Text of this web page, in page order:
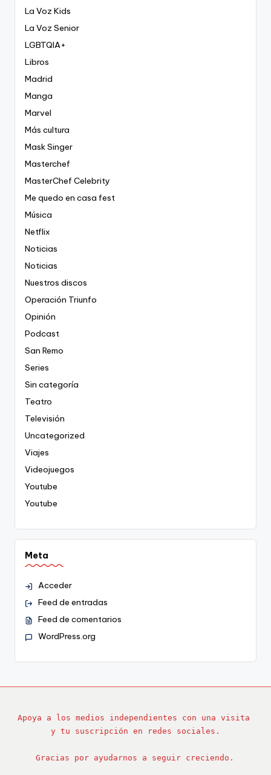
La Voz Kids
La Voz Senior
LGBTQIA+
Libros
Madrid
Manga
Marvel
Más cultura
Mask Singer
Masterchef
MasterChef Celebrity
Me quedo en casa fest
Música
Netflix
Noticias
Noticias
Nuestros discos
Operación Triunfo
Opinión
Podcast
San Remo
Series
Sin categoría
Teatro
Televisión
Uncategorized
Viajes
Videojuegos
Youtube
Youtube
Meta
Acceder
Feed de entradas
Feed de comentarios
WordPress.org
Apoya a los medios independientes con una visita
y tu suscripción en redes sociales.
Gracias por ayudarnos a seguir creciendo.